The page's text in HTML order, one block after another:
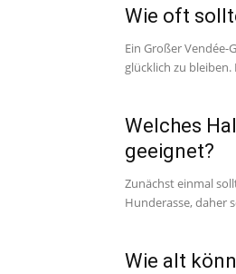
Wie oft
Ein Großer
glücklich zu
Welches
geeignet?
Zunächst einmal
Hunderasse, daher
Wie alt